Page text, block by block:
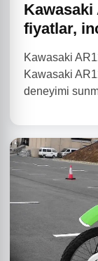
Kawasaki
fiyatlar,
Kawasaki
Kawasaki
deneyimi